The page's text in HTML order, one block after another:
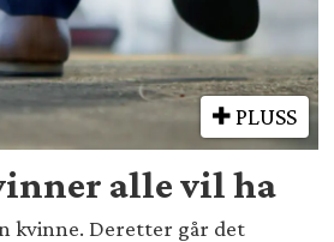
PLUSS
alle vil ha
kvinne. Deretter går det